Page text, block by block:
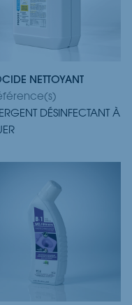
NETTOYANT
DÉSINFECTANT À